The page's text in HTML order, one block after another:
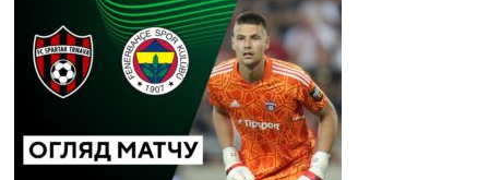
RU
UA
Categories
Головна
Новини футболу